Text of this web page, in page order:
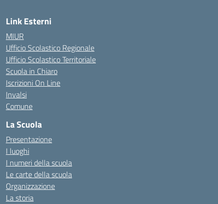
Link Esterni
MIUR
Ufficio Scolastico Regionale
Ufficio Scolastico Territoriale
Scuola in Chiaro
Iscrizioni On Line
Invalsi
Comune
La Scuola
Presentazione
I luoghi
I numeri della scuola
Le carte della scuola
Organizzazione
La storia